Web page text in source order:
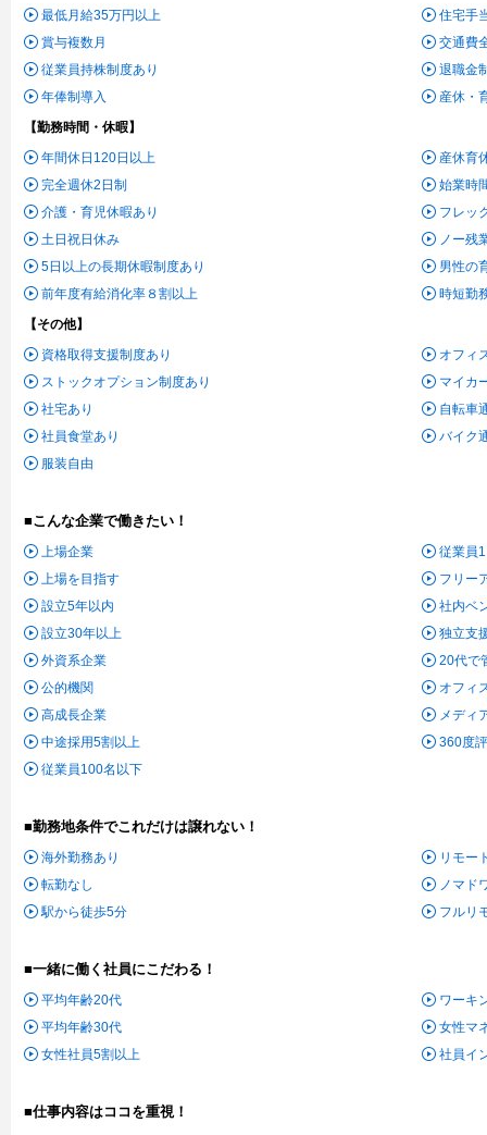
最低月給35万円以上
賞与複数月
従業員持株制度あり
年俸制導入
住宅手
交通費
退職金
産休・
【勤務時間・休暇】
年間休日120日以上
完全週休2日制
介護・育児休暇あり
土日祝日休み
5日以上の長期休暇制度あり
前年度有給消化率８割以上
産休育
始業時
フレッ
ノー残
男性の
時短勤
【その他】
資格取得支援制度あり
ストックオプション制度あり
社宅あり
社員食堂あり
服装自由
オフィ
マイカ
自転車
バイク
■こんな企業で働きたい！
上場企業
上場を目指す
設立5年以内
設立30年以上
外資系企業
公的機関
高成長企業
中途採用5割以上
従業員100名以下
従業員
フリー
社内ベ
独立支
20代で
オフィ
メディ
360度
■勤務地条件でこれだけは譲れない！
海外勤務あり
転勤なし
駅から徒歩5分
リモー
ノマド
フルリ
■一緒に働く社員にこだわる！
平均年齢20代
平均年齢30代
女性社員5割以上
ワーキ
女性マ
社員イ
■仕事内容はココを重視！